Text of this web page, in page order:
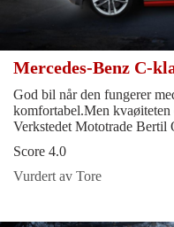
Mercedes-Benz C-
God bil når den fungerer
komfortabel.Men kvaøiteten
Verkstedet Mototrade Bertil
Score 4.0
Vurdert av Tore